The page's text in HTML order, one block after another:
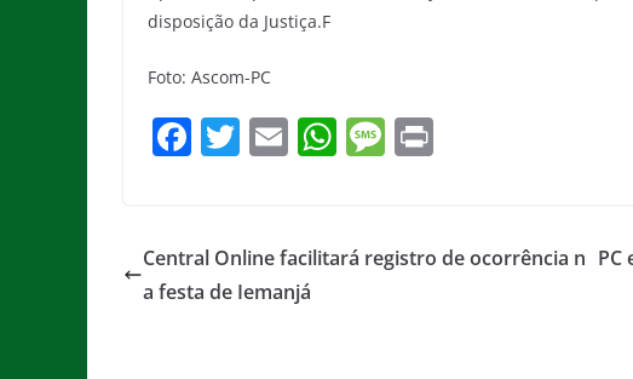
disposição da Justiça.F
Foto: Ascom-PC
F
e
b
T
er
E
l
W
s
M
a
Central Online facilitará registro de ocorrência n
a festa de Iemanjá
PC